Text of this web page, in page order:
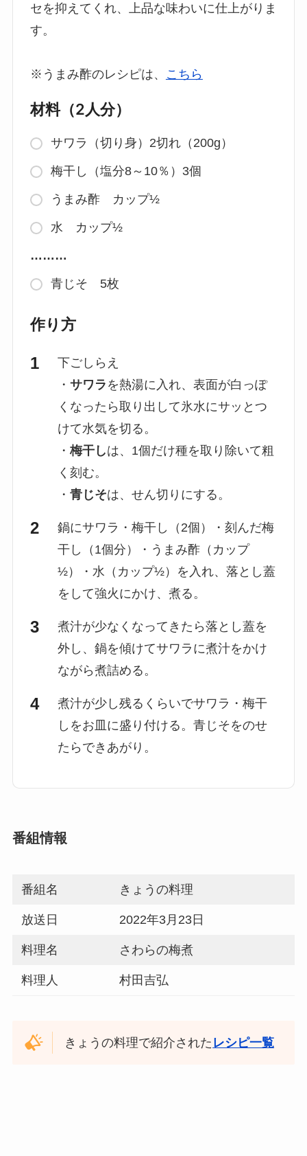
セを抑えてくれ、上品な味わいに仕上がりま
す。
※うまみ酢のレシピは、 こちら
材料（2人分）
サワラ（切り身）2切れ（200g）
梅干し（塩分8～10％）3個
うまみ酢 カップ½
水 カップ½
………
青じそ 5枚
作り方
下ごしらえ
・ サワラ を熱湯に入れ、表面が白っぽ
くなったら取り出して氷水にサッとつ
けて水気を切る。
・ 梅干しは、1個だけ種を取り除いて粗
く刻む。
・ 青じそは、せん切りにする。
鍋にサワラ・梅干し（2個）・刻んだ梅
干し（1個分）・うまみ酢（カップ
½）・水（カップ½）を入れ、落とし蓋
をして強火にかけ、煮る。
煮汁が少なくなってきたら落とし蓋を
外し、鍋を傾けてサワラに煮汁をかけ
ながら煮詰める。
煮汁が少し残るくらいでサワラ・梅干
しをお皿に盛り付ける。青じそをのせ
たらできあがり。
番組情報
番組名 きょうの料理
放送日 2022年3月23日
料理名 さわらの梅煮
料理人 村田吉弘
きょうの料理で紹介された レシピ一覧